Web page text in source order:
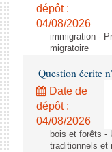
dépôt :
04/08/2026
immigration -
migratoire
Question écrite
Date de
dépôt :
04/08/2026
bois et forêts -
traditionnels et